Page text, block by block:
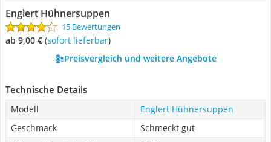
Englert Hühnersuppen
15 Bewertungen
ab 9,00 € ( Sofort lieferbar)
Preisvergleich und weitere Angebote
Technische Details
Modell
Englert Hühnersuppen
Geschmack
Schmeckt gut